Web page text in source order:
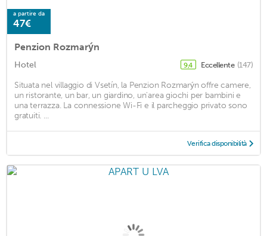
a partire da
47€
Penzion Rozmarýn
Hotel 9,4 Eccellente (147)
Situata nel villaggio di Vsetín, la Penzion Rozmarýn offre camere,
un ristorante, un bar, un giardino, un'area giochi per bambini e
una terrazza. La connessione Wi-Fi e il parcheggio privato sono
gratuiti. ...
Verifica disponibilità